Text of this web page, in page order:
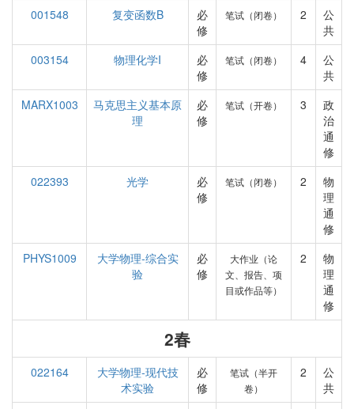
001548 复变函数B
必
修
笔试（闭卷） 2
公
共
003154
物理化学I
必
修
笔试（闭卷） 4
公
共
MARX1003
马克思主义基本原
理
必
修
笔试（开卷） 3
政
治
通
修
022393
光学
必
修
笔试（闭卷） 2
物
理
通
修
PHYS1009
大学物理-综合实
验
必
修
大作业（论
文、报告、项
目或作品等）
2
物
理
通
修
2春
022164
大学物理-现代技
术实验
必
修
笔试（半开
卷）
2
公
共